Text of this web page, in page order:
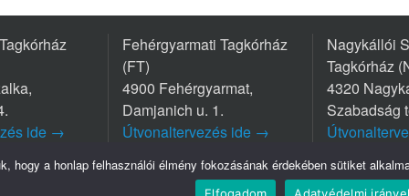
ide →
Fehérgyarmati Tagkórház
(FT)
4900 Fehérgyarmat,
Damjanich u. 1.
Útvonaltervezés ide →
Nagykállói
Tagkórház
4320
Szabadság
hogy a honlap felhasználói élmény fokozásának érdekében sütiket
Elfogadom Adatvédelmi